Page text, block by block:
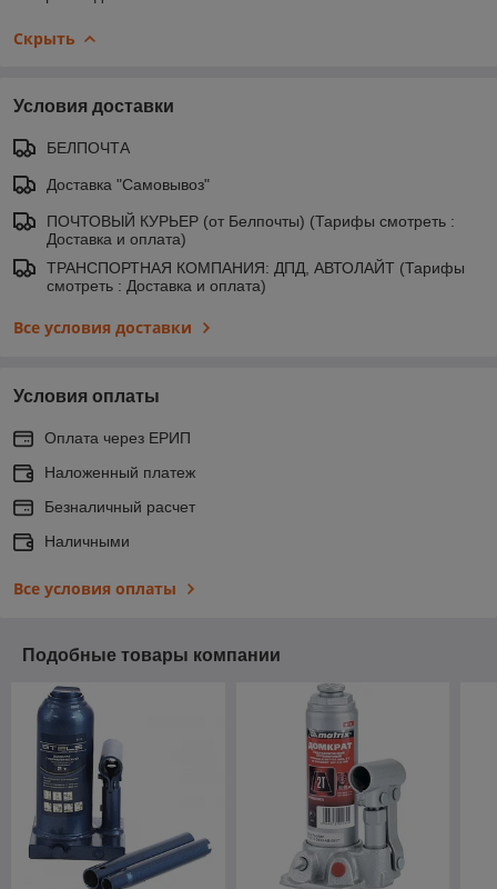
Скрыть
Условия доставки
БЕЛПОЧТА
Доставка "Самовывоз"
ПОЧТОВЫЙ КУРЬЕР (от Белпочты) (Тарифы смотреть :
Доставка и оплата)
ТРАНСПОРТНАЯ КОМПАНИЯ: ДПД, АВТОЛАЙТ (Тарифы
смотреть : Доставка и оплата)
Все условия доставки
Условия оплаты
Оплата через ЕРИП
Наложенный платеж
Безналичный расчет
Наличными
Все условия оплаты
Подобные товары компании